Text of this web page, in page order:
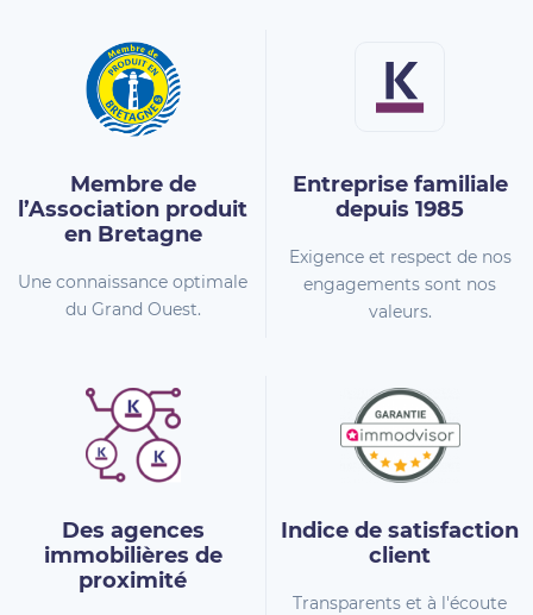
Membre de
l’Association produit
en Bretagne
Une connaissance optimale
du Grand Ouest.
Entreprise familiale
depuis 1985
Exigence et respect de nos
engagements sont nos
valeurs.
Des agences
immobilières de
proximité
Indice de satisfaction
client
Transparents et à l'écoute